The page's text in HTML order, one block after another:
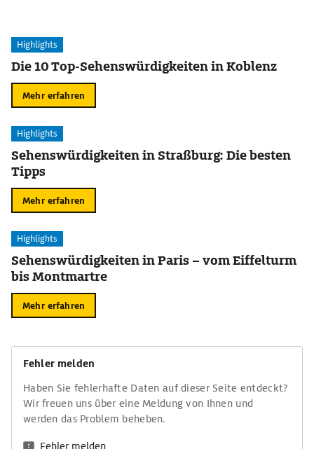
Highlights
Die 10 Top-Sehenswürdigkeiten in Koblenz
Mehr erfahren
Highlights
Sehenswürdigkeiten in Straßburg: Die besten
Tipps
Mehr erfahren
Highlights
Sehenswürdigkeiten in Paris – vom Eiffelturm
bis Montmartre
Mehr erfahren
Fehler melden
Haben Sie fehlerhafte Daten auf dieser Seite entdeckt?
Wir freuen uns über eine Meldung von Ihnen und
werden das Problem beheben.
Fehler melden